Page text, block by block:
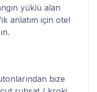
yüklü alan
anlatım için otel
bize